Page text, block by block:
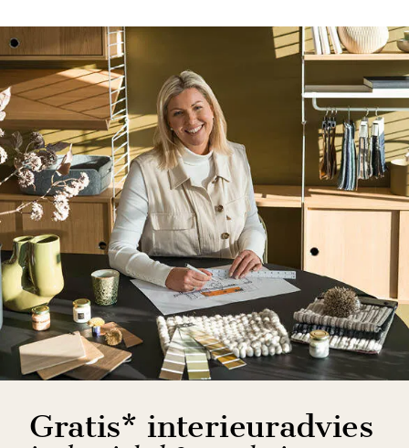
Gratis* interieuradvies